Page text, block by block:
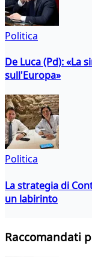
Politica
De Luca (Pd): «La
sull'Europa»
Politica
La strategia di
un labirinto
Raccomandati